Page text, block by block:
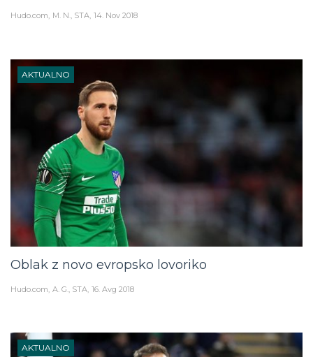
Hudo.com M. N., STA 14. Nov 2018
AKTUALNO
Oblak z novo evropsko lovoriko
Hudo.com A. G., STA 16. Avg 2018
AKTUALNO